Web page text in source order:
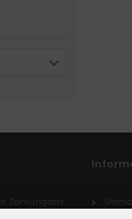
Zahlungsart